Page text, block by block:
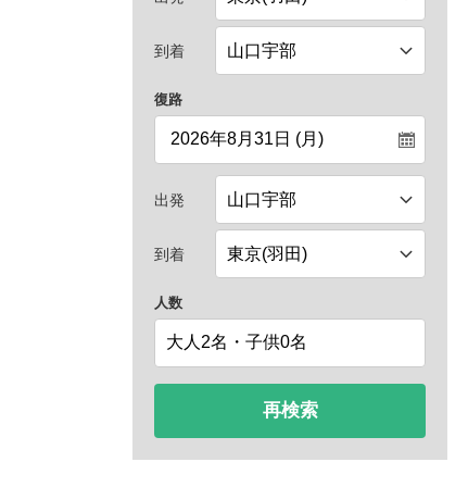
到着
復路
出発
到着
人数
再検索